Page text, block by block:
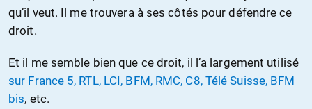
qu’il veut. Il me trouvera à ses côtés pour défendre ce
droit.
Et il me semble bien que ce droit, il l’a largement utilisé
sur France 5, RTL, LCI, BFM, RMC, C8, Télé Suisse, BFM
bis, etc.